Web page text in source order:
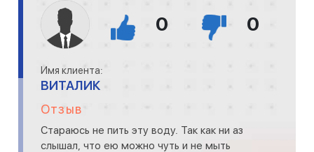
0 0
Имя клиента:
ВИТАЛИК
Отзыв
Стараюсь не пить эту воду. Так как ни аз
слышал, что ею можно чуть и не мыть